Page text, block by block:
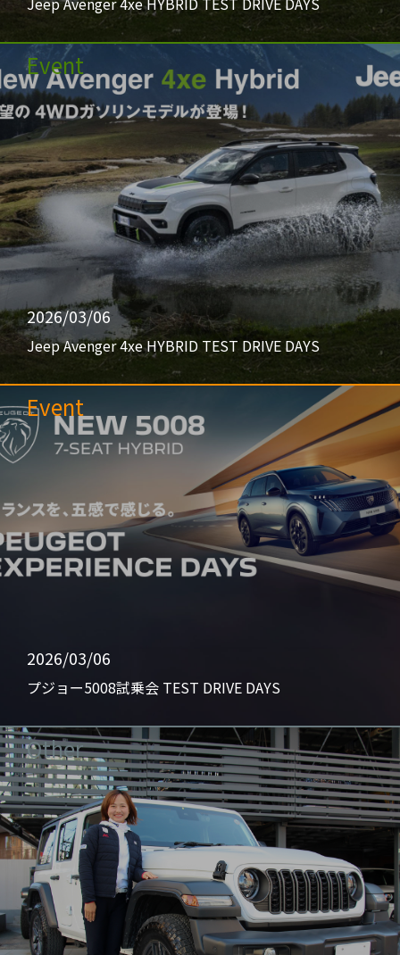
Event
2026/03/06
Jeep Avenger 4xe HYBRID TEST DRIVE DAYS
Event
2026/03/06
プジョー5008試乗会 TEST DRIVE DAYS
Other